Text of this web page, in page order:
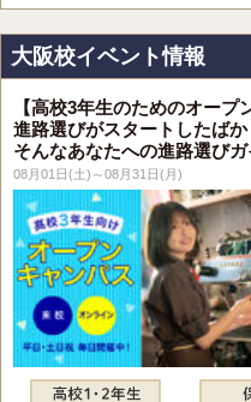
大阪校イベント情報
【高校3年生のためのオープ
進路選びがスタートしたばか
そんなあなたへの進路選びガ
08月01日(土)～08月31日(月)